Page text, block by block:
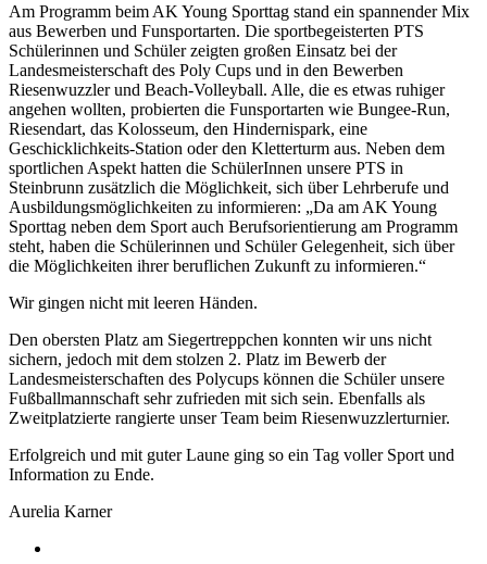
Am Programm beim AK Young Sporttag stand ein spannender Mix
aus Bewerben und Funsportarten. Die sportbegeisterten PTS
Schülerinnen und Schüler zeigten großen Einsatz bei der
Landesmeisterschaft des Poly Cups und in den Bewerben
Riesenwuzzler und Beach-Volleyball. Alle, die es etwas ruhiger
angehen wollten, probierten die Funsportarten wie Bungee-Run,
Riesendart, das Kolosseum, den Hindernispark, eine
Geschicklichkeits-Station oder den Kletterturm aus. Neben dem
sportlichen Aspekt hatten die SchülerInnen unsere PTS in
Steinbrunn zusätzlich die Möglichkeit, sich über Lehrberufe und
Ausbildungsmöglichkeiten zu informieren: „Da am AK Young
Sporttag neben dem Sport auch Berufsorientierung am Programm
steht, haben die Schülerinnen und Schüler Gelegenheit, sich über
die Möglichkeiten ihrer beruflichen Zukunft zu informieren.“
Wir gingen nicht mit leeren Händen.
Den obersten Platz am Siegertreppchen konnten wir uns nicht
sichern, jedoch mit dem stolzen 2. Platz im Bewerb der
Landesmeisterschaften des Polycups können die Schüler unsere
Fußballmannschaft sehr zufrieden mit sich sein. Ebenfalls als
Zweitplatzierte rangierte unser Team beim Riesenwuzzlerturnier.
Erfolgreich und mit guter Laune ging so ein Tag voller Sport und
Information zu Ende.
Aurelia Karner